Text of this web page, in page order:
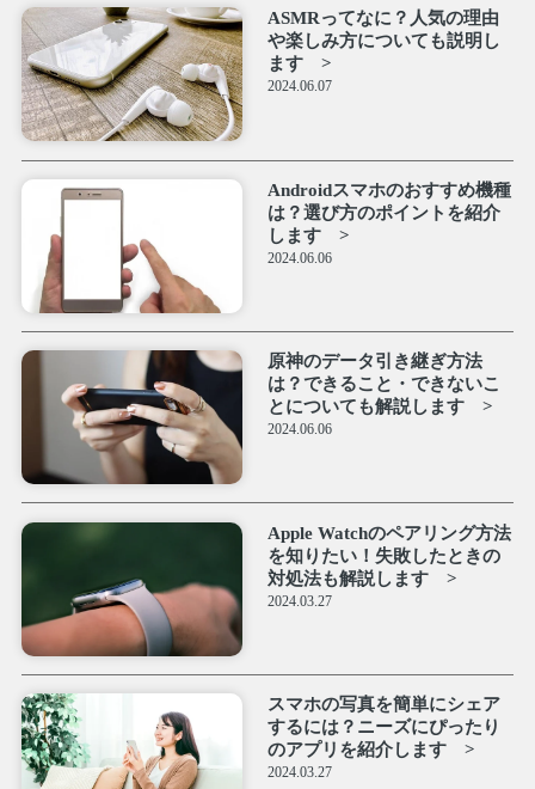
ASMRってなに？人気の理由
や楽しみ方についても説明し
ます
2024.06.07
Androidスマホのおすすめ機種
は？選び方のポイントを紹介
します
2024.06.06
原神のデータ引き継ぎ方法
は？できること・できないこ
とについても解説します
2024.06.06
Apple Watchのペアリング方法
を知りたい！失敗したときの
対処法も解説します
2024.03.27
スマホの写真を簡単にシェア
するには？ニーズにぴったり
のアプリを紹介します
2024.03.27